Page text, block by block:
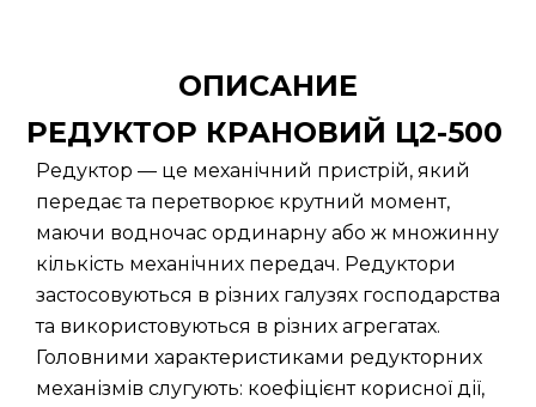
ОПИСАНИЕ
РЕДУКТОР КРАНОВИЙ Ц2-500
Редуктор — це механічний пристрій, який
передає та перетворює крутний момент,
маючи водночас ординарну або ж множинну
кількість механічних передач. Редуктори
застосовуються в різних галузях господарства
та використовуються в різних агрегатах.
Головними характеристиками редукторних
механізмів слугують: коефіцієнт корисної дії,